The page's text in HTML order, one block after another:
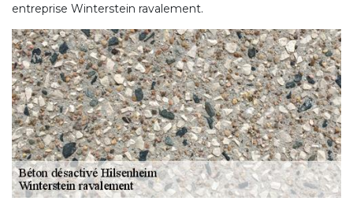
entreprise Winterstein ravalement.